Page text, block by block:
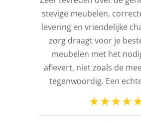
stevige meubelen,
levering en vriendelijke
zorg draagt voor je
meubelen met het
aflevert, niet zoals de
tegenwoordig. Een